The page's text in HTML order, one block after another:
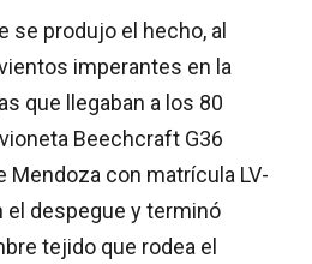
se produjo el hecho, al
imperantes en la
que llegaban a los 80
Beechcraft G36
Mendoza con matrícula LV-
el despegue y terminó
tejido que rodea el